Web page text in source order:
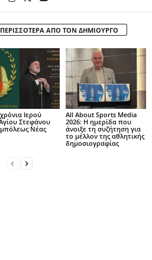
ΠΕΡΙΣΣΟΤΕΡΑ ΑΠΟ ΤΟΝ ΔΗΜΙΟΥΡΓΟ
Ιερού
Στεφάνου
Νέας
All About Sports Media
2026: Η ημερίδα που
άνοιξε τη συζήτηση για
το μέλλον της αθλητικής
δημοσιογραφίας